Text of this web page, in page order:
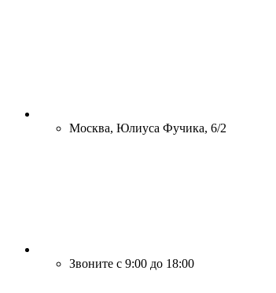
Москва, Юлиуса Фучика, 6/2
Звоните с 9:00 до 18:00